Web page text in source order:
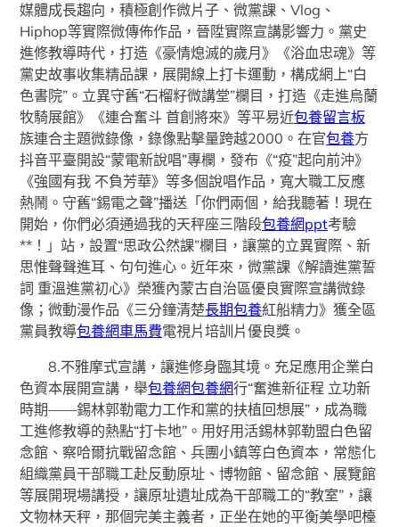
媒體成長趨向，積極創作微片子、微黨課、Vlog、
Hiphop等實際微傳佈作品，晉陞實際宣講影響力。黨史
進修教導時代，打造《豪情熄滅的歲月》《浴血忠魂》等
黨史故事收集精品課，展開線上打卡運動，構成網上“白
色書院”。立異守舊“石榴籽微講堂”欄目，打造《走進烏蘭
牧騎展館》《連合奮斗 首創將來》等平易近包養留言板
族連合主題微錄像，錄像點擊量跨越2000。在官包養方
抖音平臺開設“蒙電新說唱”專欄，發布《“疫”起向前沖》
《強國有我 不負芳華》等多個說唱作品，寬大職工反應
熱鬧。守舊“錫電之聲”播送「你們兩個，給我聽著！現在
開始，你們必須通過我的天秤座三階段包養網ppt考驗
**！」站，設置“思政公然課”欄目，讓黨的立異實際、新
思惟聲聲進耳、句句進心。近年來，微黨課《解讀進黨誓
詞 重溫進黨初心》榮獲內蒙古自治區優良實際宣講微錄
像；微動漫作品《三分鐘清楚長期包養紅船精力》獲全區
黨員教導包養網車馬費電視片培訓片優良獎。
8.不雅摩式宣講，讓進修身臨其境。充足應用企業白
色資本展開宣講，舉包養網包養網行“奮進新征程 立功新
時期——錫林郭勒電力工作和黨的扶植回想展”，成為職
工進修教導的熱點“打卡地”。用好用活錫林郭勒盟白色留
念館、察哈爾抗戰留念館、兵團小鎮等白色資本，常態化
組織黨員干部職工赴反動原址、博物館、留念館、展覽館
等展開現場講授，讓原址遺址成為干部職工的“教室”，讓
文物林天秤，那個完美主義者，正坐在她的平衡美學吧檯